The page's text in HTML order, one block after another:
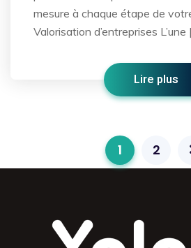
mesure à chaque étape de
Valorisation d’entreprises L’une
Lire plus
1 2